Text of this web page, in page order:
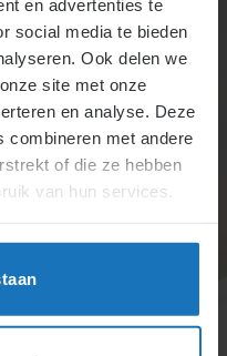
en advertenties te
social media te bieden
Ook delen we
site met onze
en analyse. Deze
combineren met andere
of die ze hebben
van hun services.
en
en maken
met medewerkers.
bonussen, kunnen